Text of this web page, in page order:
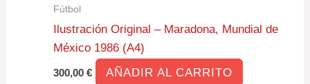
Fútbol
Ilustración Original – Maradona, Mundial de
México 1986 (A4)
300,00€ AÑADIR AL CARRITO